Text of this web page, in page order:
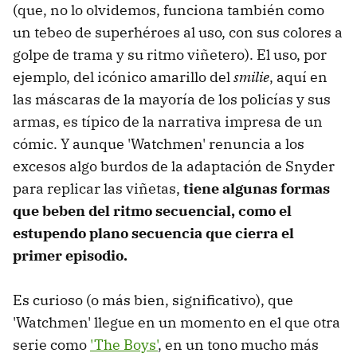
(que, no lo olvidemos, funciona también como
un tebeo de superhéroes al uso, con sus colores a
golpe de trama y su ritmo viñetero). El uso, por
ejemplo, del icónico amarillo delsmilie, aquí en
las máscaras de la mayoría de los policías y sus
armas, es típico de la narrativa impresa de un
cómic. Y aunque 'Watchmen' renuncia a los
excesos algo burdos de la adaptación de Snyder
para replicar las viñetas, tiene algunas formas
que beben del ritmo secuencial, como el
estupendo plano secuencia que cierra el
primer episodio.
Es curioso (o más bien, significativo), que
'Watchmen' llegue en un momento en el que otra
serie como 'The Boys', en un tono mucho más